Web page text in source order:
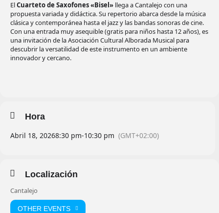
ElCuarteto de Saxofones «Bisel» llega a Cantalejo con una
propuesta variada y didáctica. Su repertorio abarca desde la música
clásica y contemporánea hasta el jazz y las bandas sonoras de cine.
Con una entrada muy asequible (gratis para niños hasta 12 años), es
una invitación de la Asociación Cultural Alborada Musical para
descubrir la versatilidad de este instrumento en un ambiente
innovador y cercano.
Hora
Abril 18, 20268:30 pm-10:30 pm (GMT+02:00)
Localización
Cantalejo
OTHER EVENTS